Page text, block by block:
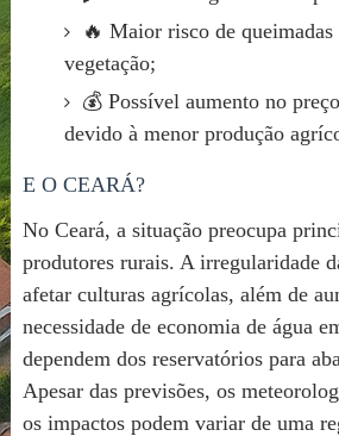
🔥 Maior risco de queimadas
vegetação;
💰 Possível aumento no
devido à menor produção
E O CEARÁ?
No Ceará, a situação preocupa
produtores rurais. A irregularidade
afetar culturas agrícolas, além de
necessidade de economia de água
dependem dos reservatórios para
Apesar das previsões, os
os impactos podem variar de uma